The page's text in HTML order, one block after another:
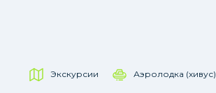
Экскурсии Аэролодка (хивус)